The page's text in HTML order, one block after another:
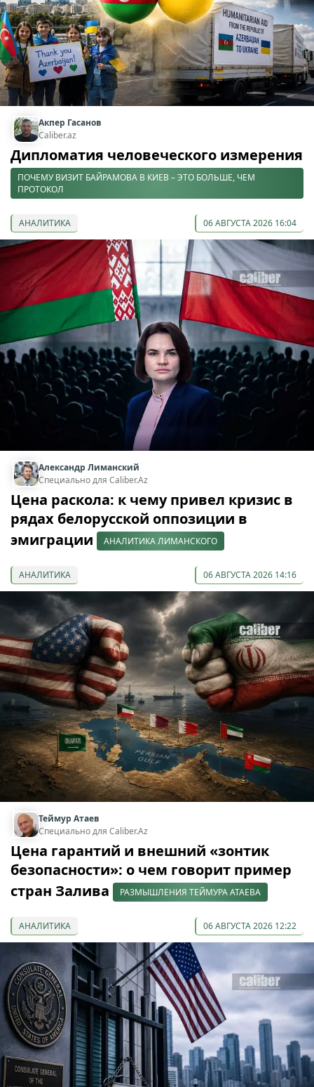
Акпер Гасанов
Caliber.az
Дипломатия человеческого измерения
ПОЧЕМУ ВИЗИТ БАЙРАМОВА В КИЕВ – ЭТО БОЛЬШЕ, ЧЕМ
ПРОТОКОЛ
АНАЛИТИКА 06 АВГУСТА 2026 16:04
Александр Лиманский
Специально для Caliber.Az
Цена раскола: к чему привел кризис в
рядах белорусской оппозиции в
эмиграции
АНАЛИТИКА ЛИМАНСКОГО
АНАЛИТИКА 06 АВГУСТА 2026 14:16
Теймур Атаев
Специально для Caliber.Az
Цена гарантий и внешний «зонтик
безопасности»: о чем говорит пример
стран Залива
РАЗМЫШЛЕНИЯ ТЕЙМУРА АТАЕВА
АНАЛИТИКА 06 АВГУСТА 2026 12:22